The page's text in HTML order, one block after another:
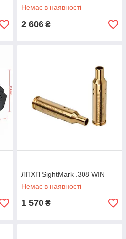
Немає в наявності
2 606 ₴
ЛПХП SightMark .308 WIN
Немає в наявності
1 570 ₴